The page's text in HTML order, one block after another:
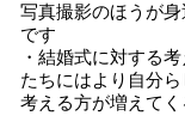
写真撮影のほうが
です
・結婚式に対する
たちにはより自分
考える方が増えて